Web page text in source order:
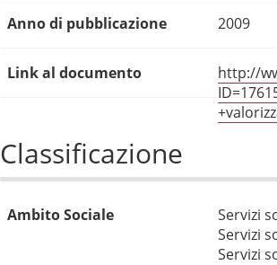
Anno di pubblicazione 2009
Link al documento
http://
Classificazione
Ambito Sociale Servizi
Servizi
Servizi